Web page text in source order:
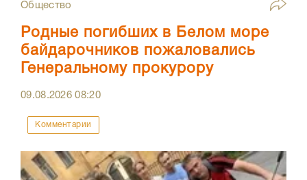
Общество
Родные погибших в Белом море
байдарочников пожаловались
Генеральному прокурору
09.08.202608:20
Комментарии